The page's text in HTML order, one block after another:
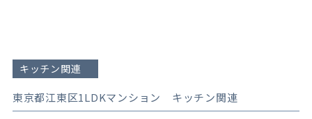
キッチン関連
東京都江東区1LDKマンション キッチン関連